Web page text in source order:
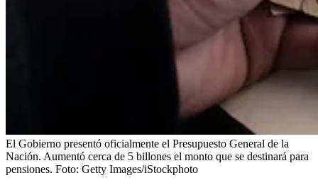
El Gobierno presentó oficialmente el Presupuesto General de la
Nación. Aumentó cerca de 5 billones el monto que se destinará para
pensiones. Foto: Getty Images/iStockphoto